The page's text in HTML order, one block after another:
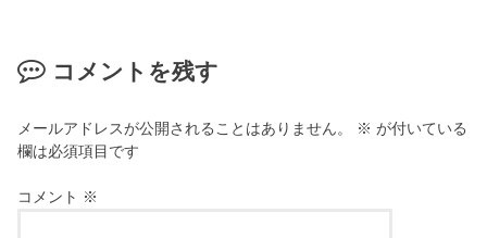
コメントを残す
メールアドレスが公開されることはありません。 ※ が付いている
欄は必須項目です
コメント ※